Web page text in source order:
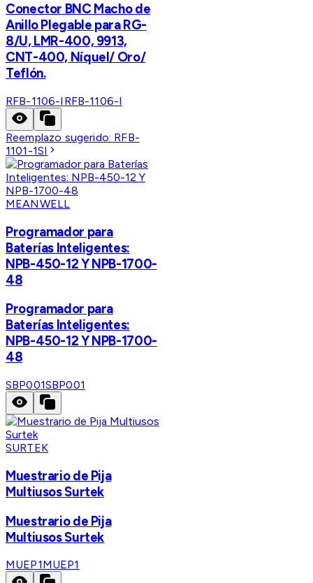
Conector BNC Macho de
Anillo Plegable para RG-
8/U, LMR-400, 9913,
CNT-400, Níquel/ Oro/
Teflón.
RFB-1106-I RFB-1106-I
Reemplazo sugerido: RFB-
1101-1SI
MEANWELL
Programador para
Baterías Inteligentes:
NPB-450-12 Y NPB-1700-
48
Programador para
Baterías Inteligentes:
NPB-450-12 Y NPB-1700-
48
SBP001SBP001
SURTEK
Muestrario de Pija
Multiusos Surtek
Muestrario de Pija
Multiusos Surtek
MUEP1MUEP1